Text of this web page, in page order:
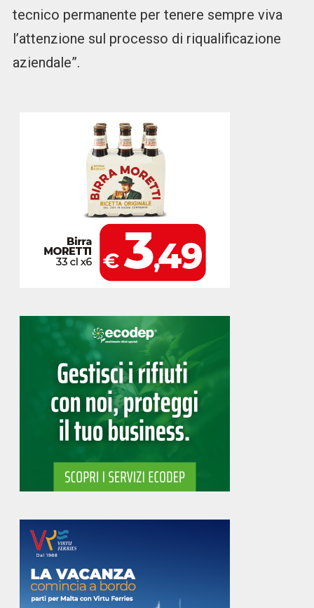
tecnico permanente per tenere sempre viva
l’attenzione sul processo di riqualificazione
aziendale”.